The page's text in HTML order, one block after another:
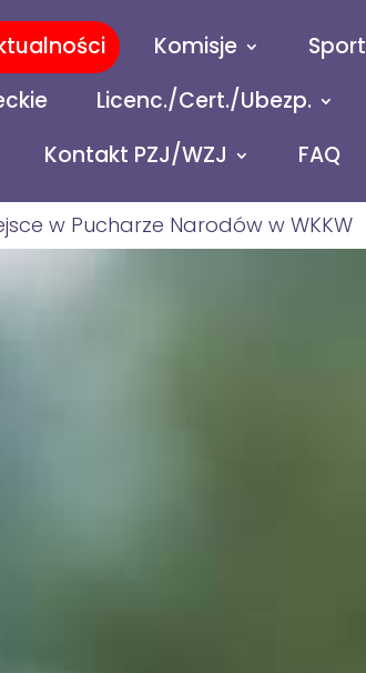
Komisje Sport
Licenc./Cert./Ubezp.
Kontakt PZJ/WZJ FAQ
w Pucharze Narodów w WKKW